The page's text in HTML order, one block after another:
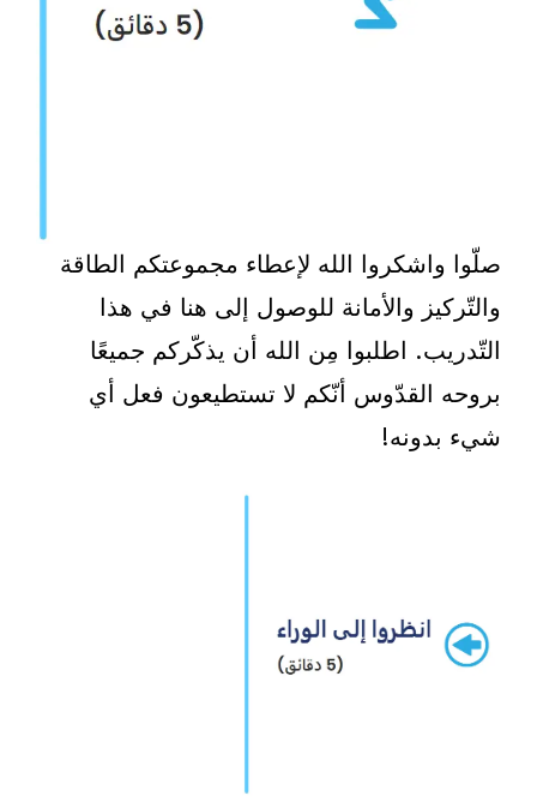
صلّوا واشكروا الله لإعطاء مجموعتكم الطاقة
والتّركيز والأمانة للوصول إلى هنا في هذا
التّدريب. اطلبوا مِن الله أن يذكّركم جميعًا
بروحه القدّوس أنّكم لا تستطيعون فعل أي
شيء بدونه!